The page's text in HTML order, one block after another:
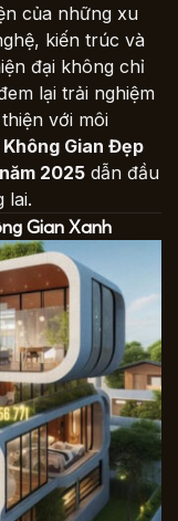
của những xu
kiến trúc và
đại không chỉ
lại trải nghiệm
với môi
Gian Đẹp
2025 dẫn đầu
lai.
Gian Xanh